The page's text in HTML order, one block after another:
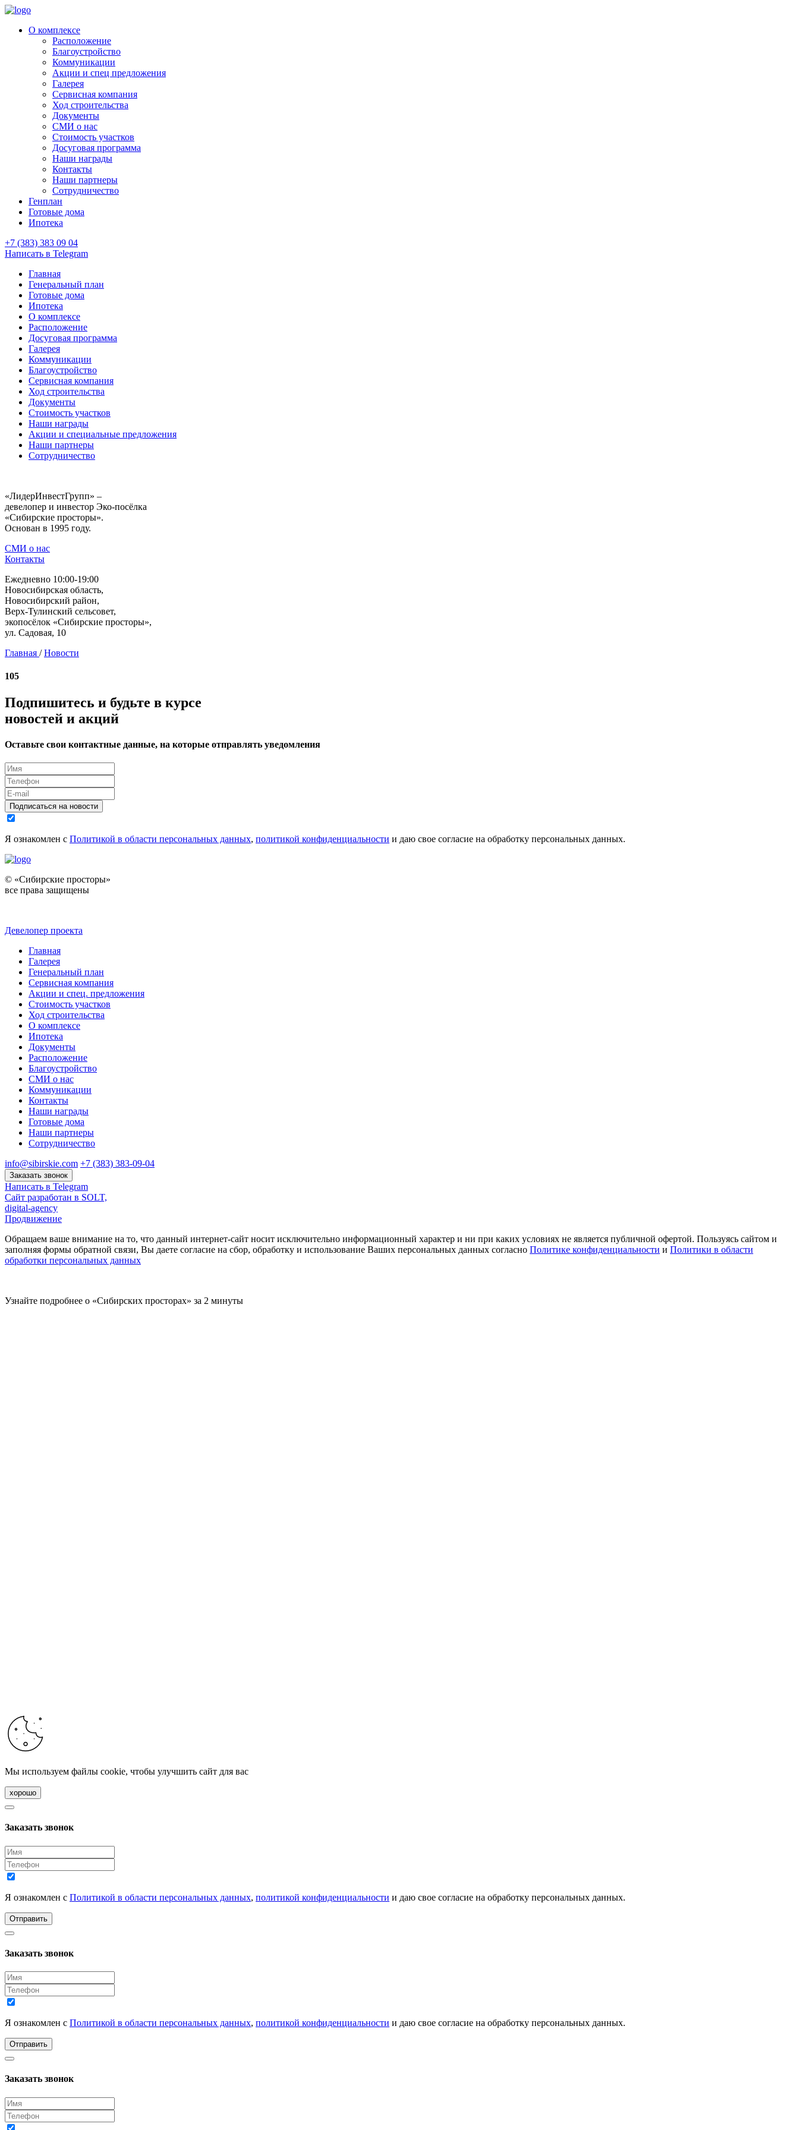
О комплексе
Расположение
Благоустройство
Коммуникации
Акции и спец предложения
Галерея
Сервисная компания
Ход строительства
Документы
СМИ о нас
Стоимость участков
Досуговая программа
Наши награды
Контакты
Наши партнеры
Сотрудничество
Генплан
Готовые дома
Ипотека
+7 (383) 383 09 04
Написать в Telegram
Главная
Генеральный план
Готовые дома
Ипотека
О комплексе
Расположение
Досуговая программа
Галерея
Коммуникации
Благоустройство
Сервисная компания
Ход строительства
Документы
Стоимость участков
Наши награды
Акции и специальные предложения
Наши партнеры
Сотрудничество
«ЛидерИнвестГрупп» –
девелопер и инвестор Эко-посёлка
«Сибирские просторы».
Основан в 1995 году.
СМИ о нас
Контакты
Ежедневно 10:00-19:00
Новосибирская область,
Новосибирский район,
Верх-Тулинский сельсовет,
экопосёлок «Сибирские просторы»,
ул. Садовая, 10
Главная / Новости
105
Подпишитесь и будьте в курсе
новостей и акций
Оставьте свои контактные данные, на которые отправлять уведомления
Подписаться на новости
Я ознакомлен с Политикой в области персональных данных, политикой конфиденциальности и даю свое согласие на обработку персональных данных.
© «Сибирские просторы»
все права защищены
Девелопер проекта
Главная
Галерея
Генеральный план
Сервисная компания
Акции и спец. предложения
Стоимость участков
Ход строительства
О комплексе
Ипотека
Документы
Расположение
Благоустройство
СМИ о нас
Коммуникации
Контакты
Наши награды
Готовые дома
Наши партнеры
Сотрудничество
info@sibirskie.com +7 (383) 383-09-04
Заказать звонок
Написать в Telegram
Сайт разработан в SOLT,
digital-agency
Продвижение
Обращаем ваше внимание на то, что данный интернет-сайт носит исключительно информационный характер и ни при каких условиях не является публичной офертой. Пользуясь сайтом и
заполняя формы обратной связи, Вы даете согласие на сбор, обработку и использование Ваших персональных данных согласно Политике конфиденциальности и Политики в области
обработки персональных данных
Узнайте подробнее о «Сибирских просторах» за 2 минуты
Мы используем файлы cookie, чтобы улучшить сайт для вас
хорошо
Заказать звонок
Я ознакомлен с Политикой в области персональных данных, политикой конфиденциальности и даю свое согласие на обработку персональных данных.
Отправить
Заказать звонок
Я ознакомлен с Политикой в области персональных данных, политикой конфиденциальности и даю свое согласие на обработку персональных данных.
Отправить
Заказать звонок